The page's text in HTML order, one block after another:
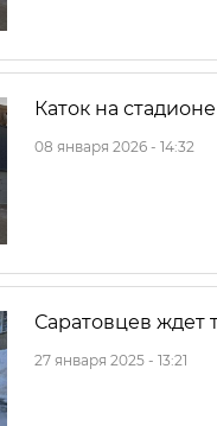
Каток на
08 января 2026 - 14:32
Саратовцев ждет
27 января 2025 - 13:21